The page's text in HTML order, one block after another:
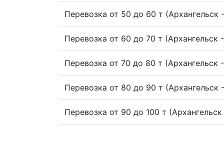
Перевозка скреперов Архангельск -
перемещения больших объемов грунта,
Машина прикрытия для перевозки
Перевозка скреперов обычно
непредвиденные ситуации.
Перевозка от 50 до 60 т (Архангельск
Перевозка от 60 до 70 т (Архангельск
Перевозка от 70 до 80 т (Архангельск
Перевозка от 80 до 90 т (Архангельск
Перевозка от 90 до 100 т